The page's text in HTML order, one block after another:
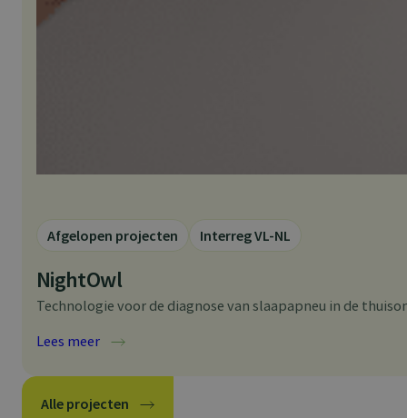
Afgelopen projecten Interreg VL-NL
NightOwl
Technologie voor de diagnose van slaapapneu in de
Lees meer:
Alle projecten